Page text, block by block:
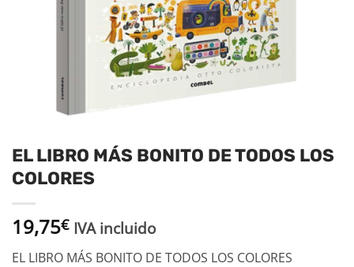
EL LIBRO MÁS BONITO DE TODOS LOS
COLORES
19,75€ IVA incluido
EL LIBRO MÁS BONITO DE TODOS LOS COLORES